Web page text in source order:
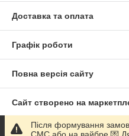
Доставка та оплата
Графік роботи
Повна версія сайту
Сайт створено на
Політика конфіденційності
Після формування